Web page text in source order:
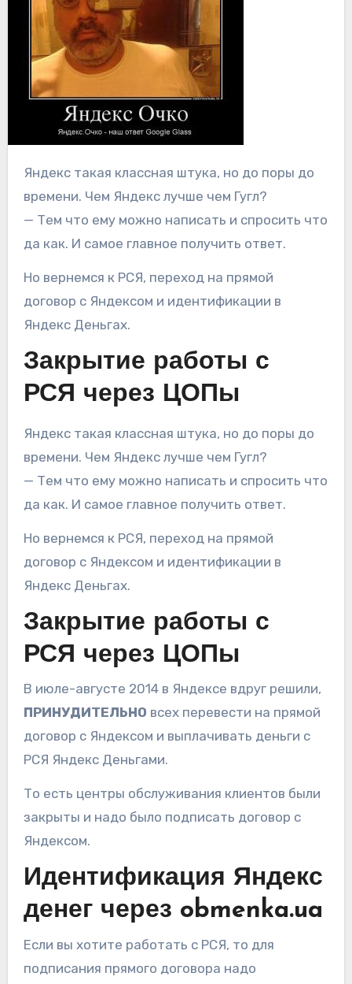
Яндекс такая классная штука, но до поры до
времени. Чем Яндекс лучше чем Гугл?
— Тем что ему можно написать и спросить что
да как. И самое главное получить ответ.
Но вернемся к РСЯ, переход на прямой
договор с Яндексом и идентификации в
Яндекс Деньгах.
Закрытие работы с
РСЯ через ЦОПы
Яндекс такая классная штука, но до поры до
времени. Чем Яндекс лучше чем Гугл?
— Тем что ему можно написать и спросить что
да как. И самое главное получить ответ.
Но вернемся к РСЯ, переход на прямой
договор с Яндексом и идентификации в
Яндекс Деньгах.
Закрытие работы с
РСЯ через ЦОПы
В июле-августе 2014 в Яндексе вдруг решили,
ПРИНУДИТЕЛЬНО всех перевести на прямой
договор с Яндексом и выплачивать деньги с
РСЯ Яндекс Деньгами.
То есть центры обслуживания клиентов были
закрыты и надо было подписать договор с
Яндексом.
Идентификация Яндекс
денег через obmenka.ua
Если вы хотите работать с РСЯ, то для
подписания прямого договора надо